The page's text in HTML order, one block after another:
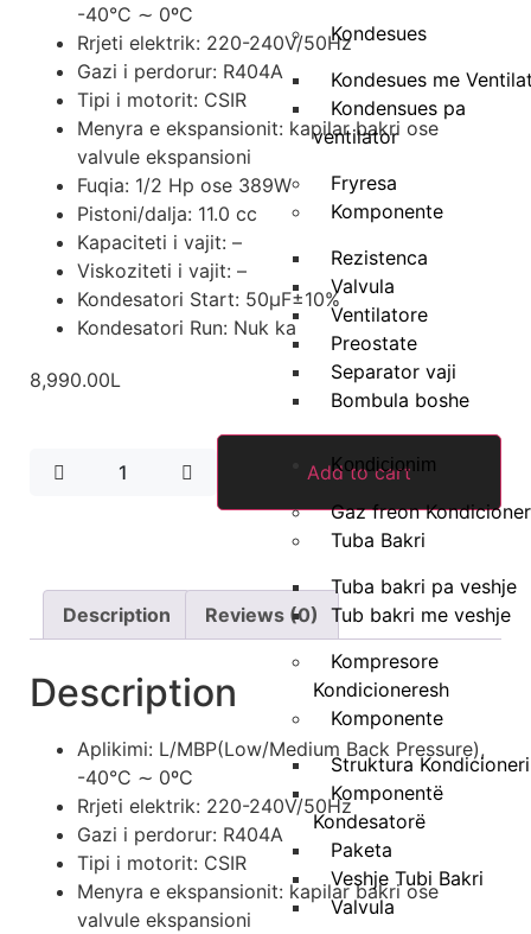
Kondesues
Kondesues me
Kondensues pa
ventilator
Fryresa
Komponente
Rezistenca
Valvula
Ventilatore
Preostate
Separator vaji
Bombula boshe
Kondicionim
Gaz freon
Tuba Bakri
Tuba bakri pa veshje
Tub bakri me veshje
Kompresore
Kondicioneresh
Komponente
Struktura Kondicioneri
Komponentë
Kondesatorë
Paketa
Veshje Tubi Bakri
Valvula
-40°C ∼ 0ºC
Rrjeti elektrik: 220-240V/50Hz
Gazi i perdorur: R404A
Tipi i motorit: CSIR
Menyra e ekspansionit: kapilar bakri ose
valvule ekspansioni
Fuqia: 1/2 Hp ose 389W
Pistoni/dalja: 11.0 cc
Kapaciteti i vajit: –
Viskoziteti i vajit: –
Kondesatori Start: 50μF±10%
Kondesatori Run: Nuk ka
8,990.00L
Add to cart
Description Reviews (0)
Description
Aplikimi: L/MBP(Low/Medium Back Pressure),
-40°C ∼ 0ºC
Rrjeti elektrik: 220-240V/50Hz
Gazi i perdorur: R404A
Tipi i motorit: CSIR
Menyra e ekspansionit: kapilar bakri ose
valvule ekspansioni